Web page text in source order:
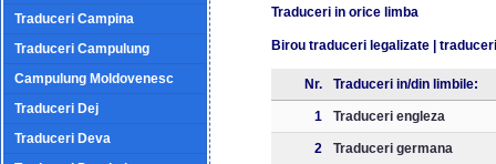
Traduceri Campina
Traduceri Campulung
Campulung Moldovenesc
Traduceri Dej
Traduceri Deva
Traduceri in orice limba
Birou traduceri legalizate|
Nr. Traduceri in/din limbile:
1 Traduceri engleza
2 Traduceri germana